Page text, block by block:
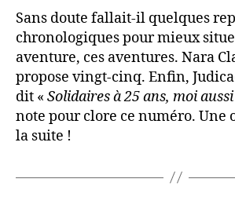
Sans doute fallait-il quelques
chronologiques pour mieux
aventure, ces aventures. Nara
propose vingt-cinq. Enfin,
dit « Solidaires à 25 ans, moi aussi
note pour clore ce numéro. Une
la suite !